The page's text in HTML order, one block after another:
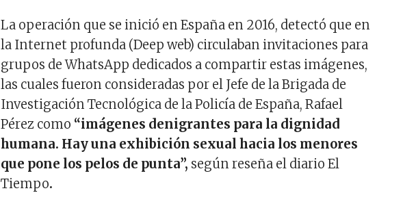
La operación que se inició en España en 2016, detectó que en
la Internet profunda (Deep web) circulaban invitaciones para
grupos de WhatsApp dedicados a compartir estas imágenes,
las cuales fueron consideradas por el Jefe de la Brigada de
Investigación Tecnológica de la Policía de España, Rafael
Pérez como “imágenes denigrantes para la dignidad
humana. Hay una exhibición sexual hacia los menores
que pone los pelos de punta”, según reseña el diario El
Tiempo.